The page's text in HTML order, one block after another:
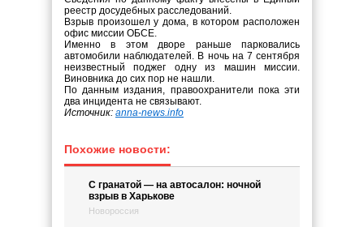
реестр досудебных расследований.
Взрыв произошел у дома, в котором расположен
офис миссии ОБСЕ.
Именно в этом дворе раньше парковались
автомобили наблюдателей. В ночь на 7 сентября
неизвестный поджег одну из машин миссии.
Виновника до сих пор не нашли.
По данным издания, правоохранители пока эти
два инцидента не связывают.
Источник: anna-news.info
Похожие новости:
С гранатой — на автосалон: ночной
взрыв в Харькове
Новороссия